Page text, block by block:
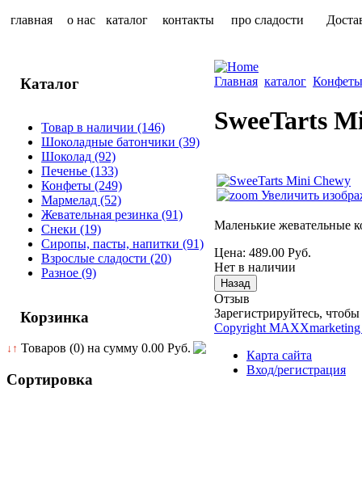
главная о нас каталог контакты про сладости
Каталог
Товар в наличии (146)
Шоколадные батончики (39)
Шоколад (92)
Печенье (133)
Конфеты (249)
Мармелад (52)
Жевательная резинка (91)
Снеки (19)
Сиропы, пасты, напитки (91)
Взрослые сладости (20)
Разное (9)
Корзинка
↓↑ Товаров (0) на сумму 0.00 Руб.
Сортировка
Главная каталог Конфеты
SweeTarts
Увеличить
Маленькие жевательные
Цена: 489.00 Руб.
Нет в наличии
Отзыв
Зарегистрируйтесь, чтобы
Copyright MAXXmarketing
Карта сайта
Вход/регистрация